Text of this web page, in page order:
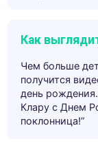
Как
Чем больше
получится
день
Клару с Днем
поклонница!”